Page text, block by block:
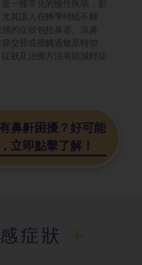
是一種常見的慢性疾病，影
其讓人在轉季時紙不離
的症狀包括鼻塞、流鼻
交替或接觸過敏原時加
狀及治療方法有助減輕症
鼻鼾困擾？好可能
立即點擊了解！
症狀